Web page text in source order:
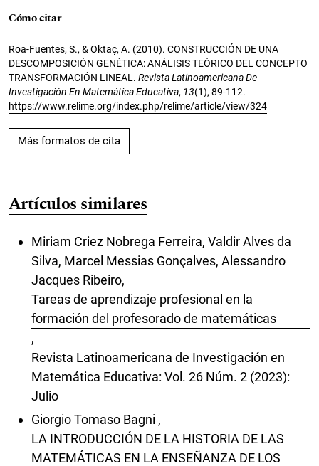
Cómo citar
Roa-Fuentes, S., & Oktaç, A. (2010). CONSTRUCCIÓN DE UNA
DESCOMPOSICIÓN GENÉTICA: ANÁLISIS TEÓRICO DEL CONCEPTO
TRANSFORMACIÓN LINEAL. Revista Latinoamericana De
Investigación En Matemática Educativa, 13(1), 89-112.
https://www.relime.org/index.php/relime/article/view/324
Más formatos de cita
Artículos similares
Miriam Criez Nobrega Ferreira, Valdir Alves da
Silva, Marcel Messias Gonçalves, Alessandro
Jacques Ribeiro,
Tareas de aprendizaje profesional en la
formación del profesorado de matemáticas
,
Revista Latinoamericana de Investigación en
Matemática Educativa: Vol. 26 Núm. 2 (2023):
Julio
Giorgio Tomaso Bagni ,
LA INTRODUCCIÓN DE LA HISTORIA DE LAS
MATEMÁTICAS EN LA ENSEÑANZA DE LOS